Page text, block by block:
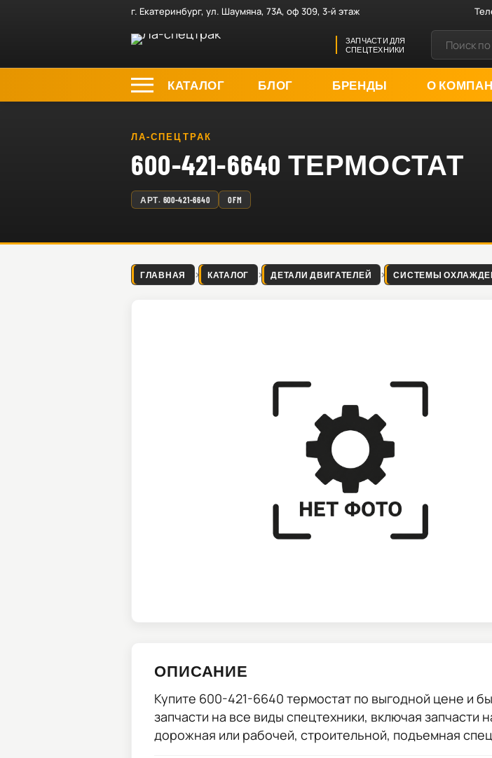
г. Екатеринбург, ул. Шаумяна, 73А, оф 309, 3-й этаж
ЗАПЧАСТИ ДЛЯ
СПЕЦТЕХНИКИ
КАТАЛОГ БЛОГ БРЕНДЫ О
ЛА-СПЕЦТРАК
600-421-6640 ТЕРМОСТАТ
АРТ. 600-421-6640 OFM
ГЛАВНАЯ КАТАЛОГ ДЕТАЛИ ДВИГАТЕЛЕЙ СИСТЕМЫ
ОПИСАНИЕ
Купите 600-421-6640 термостат по выгодной цене и
запчасти на все виды спецтехники, включая запчасти
дорожная или рабочей, строительной, подъемная